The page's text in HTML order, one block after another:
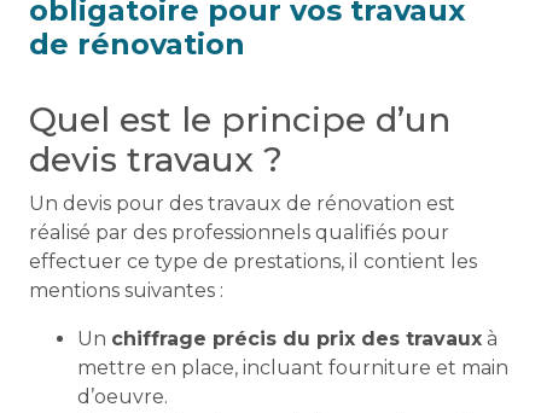
obligatoire pour vos travaux
de rénovation
Quel est le principe d’un
devis travaux ?
Un devis pour des travaux de rénovation est
réalisé par des professionnels qualifiés pour
effectuer ce type de prestations, il contient les
mentions suivantes :
Un chiffrage précis du prix des travaux à
mettre en place, incluant fourniture et main
d’oeuvre.